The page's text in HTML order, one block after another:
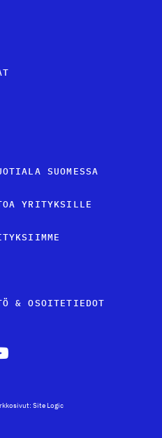
SUOMESSA
YRITYKSILLE
& OSOITETIEDOT
Site Logic